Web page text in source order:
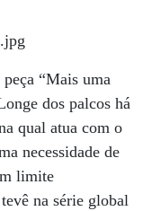
“Mais uma
dos palcos há
qual atua com o
necessidade de
limite
na série global